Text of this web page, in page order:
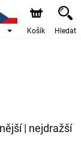
Košík Hledat
| nejdražší